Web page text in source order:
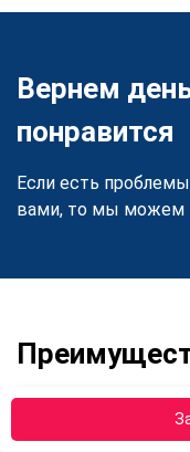
Вернем
понравится
Если есть
вами, то мы можем